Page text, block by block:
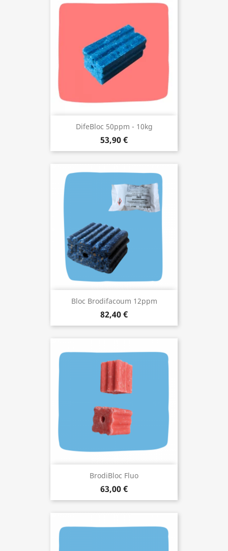
DifeBloc 50ppm - 10kg
53,90 €
Bloc Brodifacoum 12ppm
82,40 €
BrodiBloc Fluo
63,00 €